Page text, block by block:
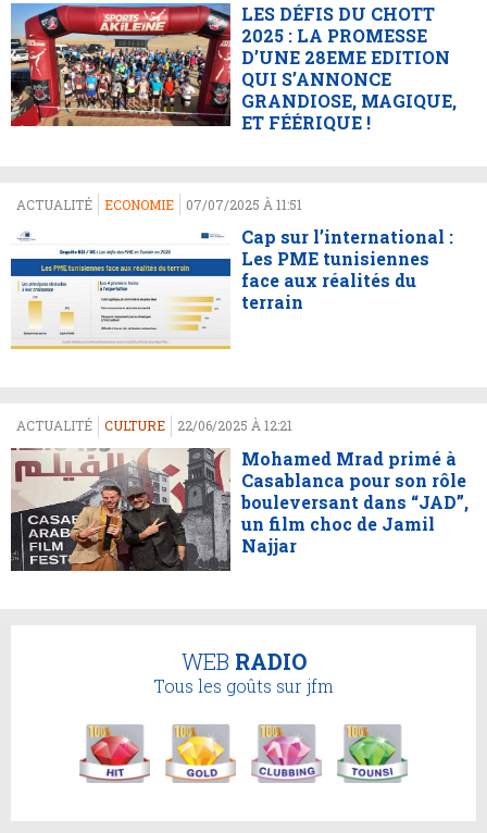
LES DÉFIS DU CHOTT
2025 : LA PROMESSE
D’UNE 28EME EDITION
QUI S’ANNONCE
GRANDIOSE, MAGIQUE,
ET FÉÉRIQUE !
ACTUALITÉ ECONOMIE 07/07/2025 À 11:51
Cap sur l’international :
Les PME tunisiennes
face aux réalités du
terrain
ACTUALITÉ CULTURE 22/06/2025 À 12:21
Mohamed Mrad primé à
Casablanca pour son rôle
bouleversant dans “JAD”,
un film choc de Jamil
Najjar
WEB RADIO
Tous les goûts sur jfm